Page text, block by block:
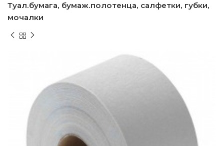
Туал.бумага, бумаж.полотенца, салфетки, губки,
мочалки